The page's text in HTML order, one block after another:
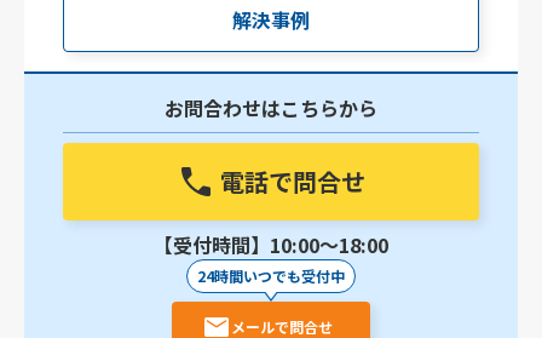
解決事例
お問合わせはこちらから
電話で問合せ
【受付時間】10:00〜18:00
24時間いつでも受付中
メールで問合せ